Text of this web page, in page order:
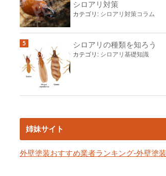
シロアリ対策
カテゴリ: シロアリ対策コラム
シロアリの種類を知ろう
カテゴリ: シロアリ基礎知識
姉妹サイト
外壁塗装おすすめ業者ランキング-外壁塗